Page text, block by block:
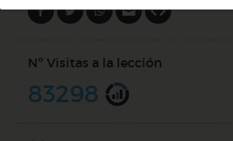
Nº Visitas a la lección
83298